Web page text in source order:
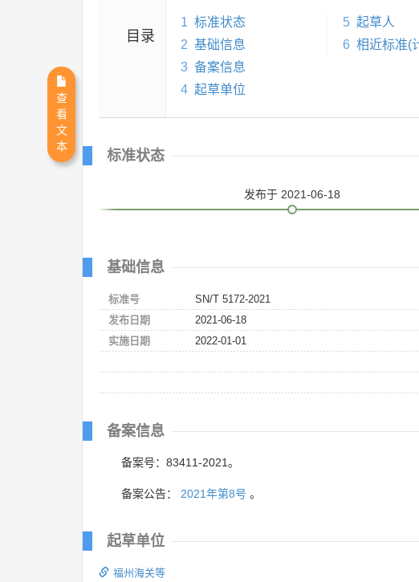
目录
1 标准状态
2 基础信息
3 备案信息
4 起草单位
5 起草人
6 相近标准(
标准状态
发布于 2021-06-18
基础信息
标准号
SN/T 5172-2021
发布日期
2021-06-18
实施日期
2022-01-01
备案信息
备案号：83411-2021。
备案公告： 2021年第8号 。
起草单位
福州海关等
查
看
文
本